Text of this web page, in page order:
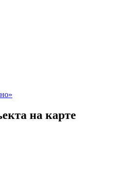
на карте